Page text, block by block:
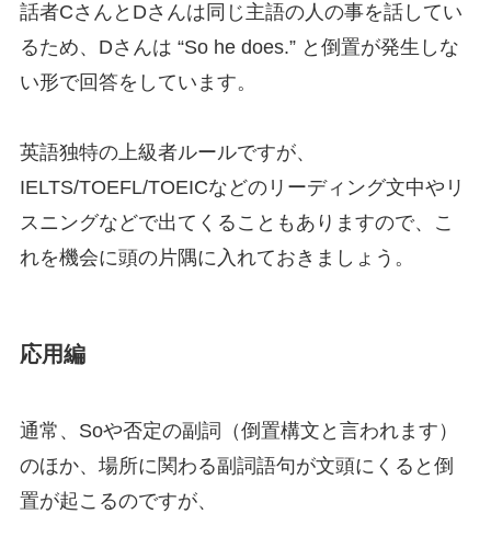
話者CさんとDさんは同じ主語の人の事を話してい
るため、Dさんは “So he does.” と倒置が発生しな
い形で回答をしています。
英語独特の上級者ルールですが、
IELTS/TOEFL/TOEICなどのリーディング文中やリ
スニングなどで出てくることもありますので、こ
れを機会に頭の片隅に入れておきましょう。
応用編
通常、Soや否定の副詞（倒置構文と言われます）
のほか、場所に関わる副詞語句が文頭にくると倒
置が起こるのですが、